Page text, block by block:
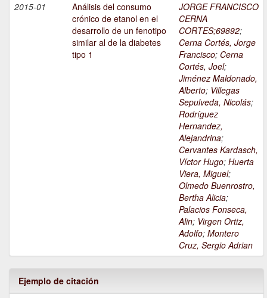
2015-01
Análisis del consumo
crónico de etanol en el
desarrollo de un fenotipo
similar al de la diabetes
tipo 1
JORGE FRANCISCO
CERNA
CORTES;69892;
Cerna Cortés, Jorge
Francisco; Cerna
Cortés, Joel;
Jiménez Maldonado,
Alberto; Villegas
Sepulveda, Nicolás;
Rodríguez
Hernandez,
Alejandrina;
Cervantes Kardasch,
Víctor Hugo; Huerta
Viera, Miguel;
Olmedo Buenrostro,
Bertha Alicia;
Palacios Fonseca,
Alin; Virgen Ortiz,
Adolfo; Montero
Cruz, Sergio Adrian
Ejemplo de citación